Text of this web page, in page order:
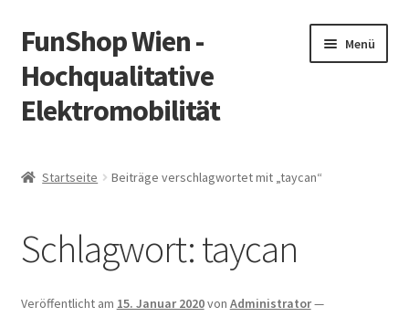
Zur
Navigation
springen
Zum
Inhalt
springen
FunShop Wien -
Hochqualitative
Elektromobilität
Menü
Vorsicht Internetbetrug
Über FunShop
Startseite Beiträge verschlagwortet mit „taycan“
Schlagwort:taycan
Veröffentlicht am 15. Januar 2020von Administrator—